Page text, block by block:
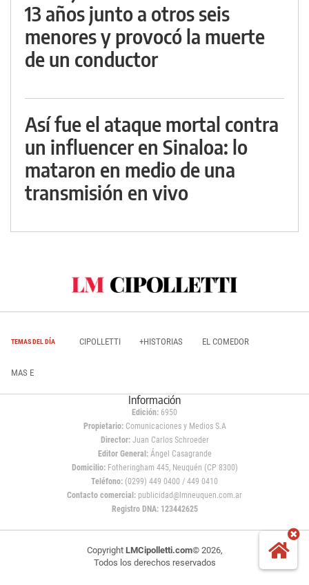
13 años junto a otros seis
menores y provocó la muerte
de un conductor
Así fue el ataque mortal contra
un influencer en Sinaloa: lo
mataron en medio de una
transmisión en vivo
TEMAS DEL DÍA CIPOLLETTI +HISTORIAS EL COMEDOR
MAS E
Información
Edición: 6950
Propietario:Comunicaciones y Medios S.A
Director: Juan Carlos Schroeder
Editor General:Ángel Casagrande
Domicilio:Fotheringham 445, Neuquén (CP 8300)
Teléfono: (0299) 449 0400 / 449 0410
Contacto comercial: publicidad@lmneuquen.com.ar
Registro DNA: 123442625
Copyright LMCipolletti.com© 2026,
Todos los derechos reservados